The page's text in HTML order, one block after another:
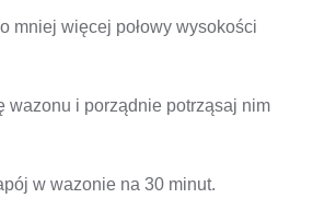
mniej więcej połowy wysokości
wazonu i porządnie potrząsaj nim
w wazonie na 30 minut.